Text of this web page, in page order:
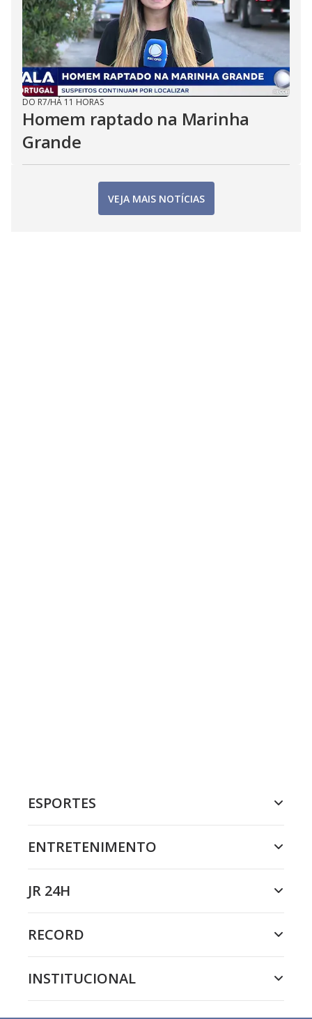
DO R7/HÁ 11 HORAS
Homem raptado na Marinha
Grande
VEJA MAIS NOTÍCIAS
ESPORTES
ENTRETENIMENTO
JR 24H
RECORD
INSTITUCIONAL